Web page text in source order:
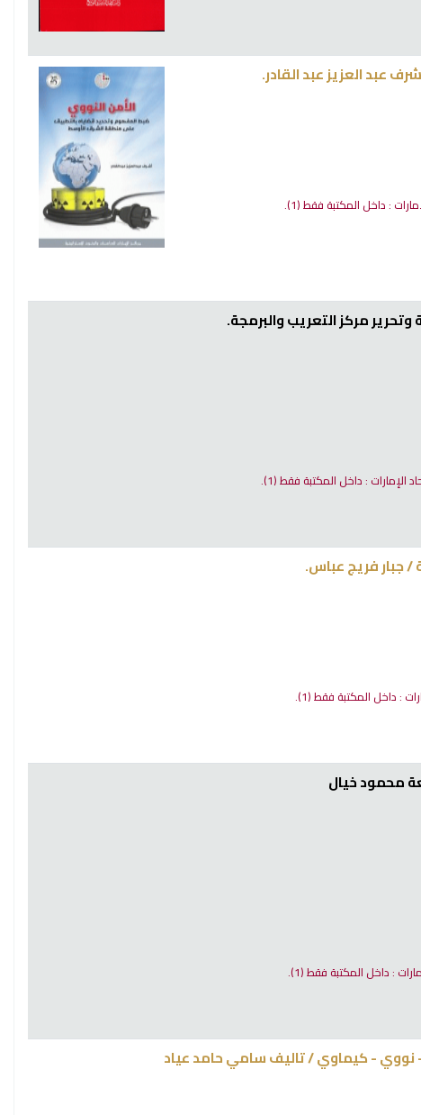
عبد العزيز عبد القادر.
: داخل المكتبة فقط(1).
مركز التعريب والبرمجة.
الإمارات : داخل المكتبة فقط(1).
/جبار فريج عباس.
: داخل المكتبة فقط(1).
محمود خيال
: داخل المكتبة فقط(1).
- نووي - كيماوي /تاليف سامي حامد عياد